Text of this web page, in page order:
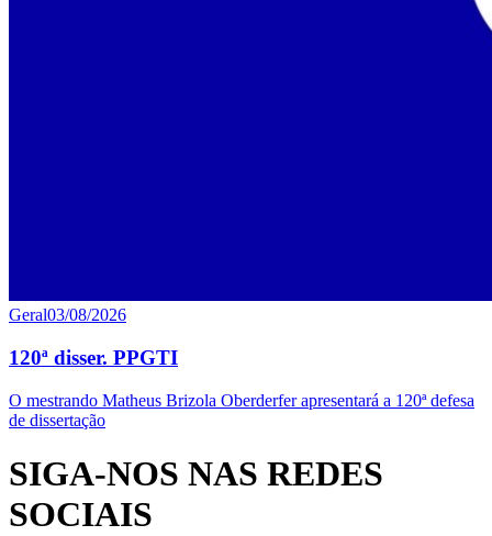
Geral03/08/2026
120ª disser. PPGTI
O mestrando Matheus Brizola Oberderfer apresentará a 120ª defesa
de dissertação
SIGA-NOS NAS REDES
SOCIAIS